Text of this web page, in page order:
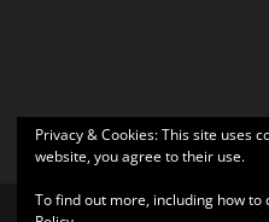
Privacy & Cookies: This site uses
website, you agree to their use.
To find out more, including how to